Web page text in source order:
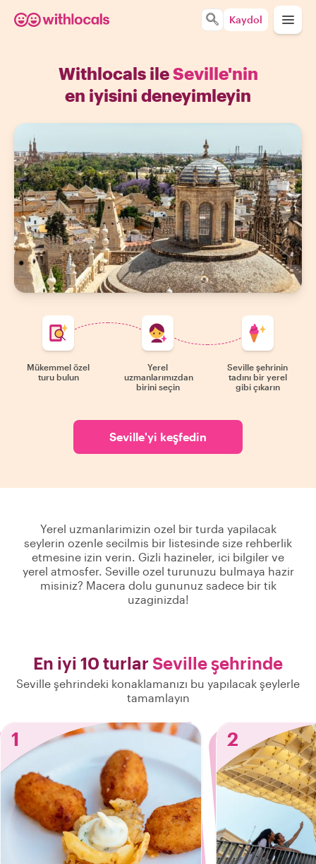
Kaydol
Withlocals ileSeville'nin
en iyisini deneyimleyin
Mükemmel özel
turu bulun
Yerel
uzmanlarımızdan
birini seçin
Seville şehrinin
tadını bir yerel
gibi çıkarın
Seville'yi keşfedin
Yerel uzmanlarimizin ozel bir turda yapilacak
seylerin ozenle secilmis bir listesinde size rehberlik
etmesine izin verin. Gizli hazineler, ici bilgiler ve
yerel atmosfer. Seville ozel turunuzu bulmaya hazir
misiniz? Macera dolu gununuz sadece bir tik
uzaginizda!
En iyi 10 turlar Seville şehrinde
Seville şehrindeki konaklamanızı bu yapılacak şeylerle
tamamlayın
1 2